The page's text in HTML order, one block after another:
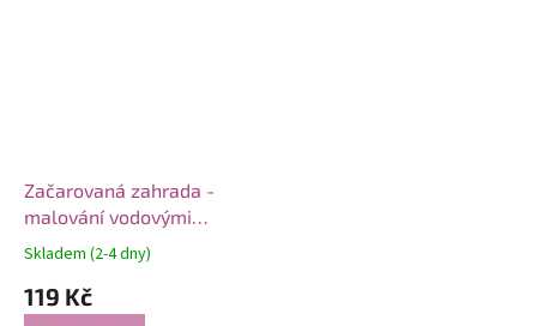
Začarovaná zahrada -
malování vodovými
barvami
Skladem (2-4 dny)
119 Kč